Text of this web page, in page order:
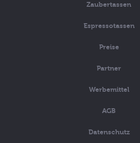
Zaubertassen
Espressotassen
Preise
Partner
Werbemittel
AGB
Datenschutz